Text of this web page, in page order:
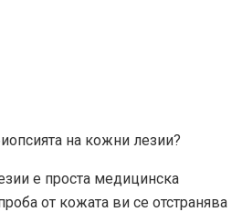
на кожни лезии?
е проста медицинска
от кожата ви се отстранява